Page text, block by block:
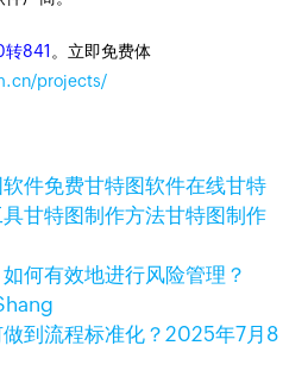
841 。立即免费体
projects/
件免费甘特图软件在线甘特
甘特图制作方法甘特图制作
何有效地进行风险管理？
到流程标准化？2025年7月8